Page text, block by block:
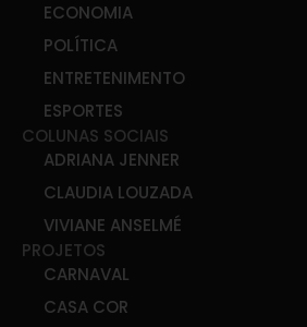
ECONOMIA
POLÍTICA
ENTRETENIMENTO
ESPORTES
COLUNAS SOCIAIS
ADRIANA JENNER
CLAUDIA LOUZADA
VIVIANE ANSELMÉ
PROJETOS
CARNAVAL
CASA COR